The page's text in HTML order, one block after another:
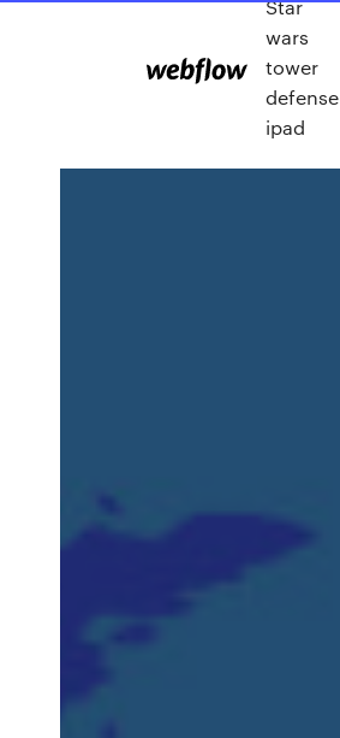
Star
wars
tower
defense
ipad